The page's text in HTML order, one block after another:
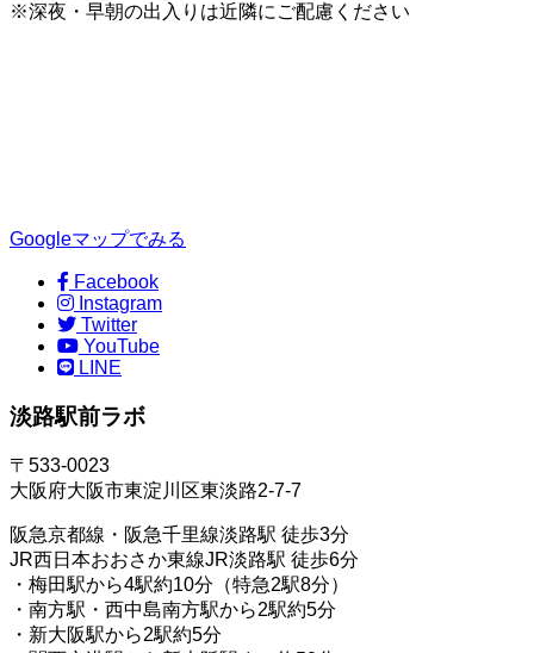
※深夜・早朝の出入りは近隣にご配慮ください
Googleマップでみる
Facebook
Instagram
Twitter
YouTube
LINE
淡路駅前ラボ
〒533-0023
大阪府大阪市東淀川区東淡路2-7-7
阪急京都線・阪急千里線淡路駅 徒歩3分
JR西日本おおさか東線JR淡路駅 徒歩6分
・梅田駅から4駅約10分（特急2駅8分）
・南方駅・西中島南方駅から2駅約5分
・新大阪駅から2駅約5分